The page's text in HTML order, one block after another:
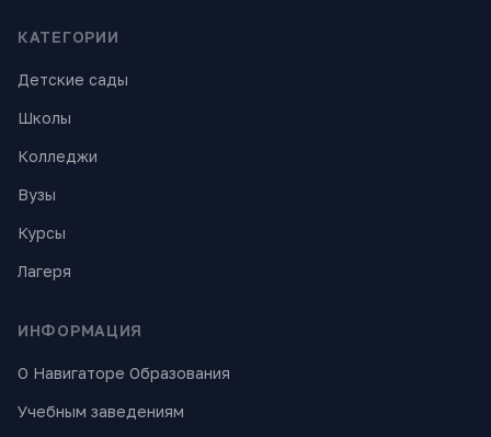
КАТЕГОРИИ
Детские сады
Школы
Колледжи
Вузы
Курсы
Лагеря
ИНФОРМАЦИЯ
О Навигаторе Образования
Учебным заведениям